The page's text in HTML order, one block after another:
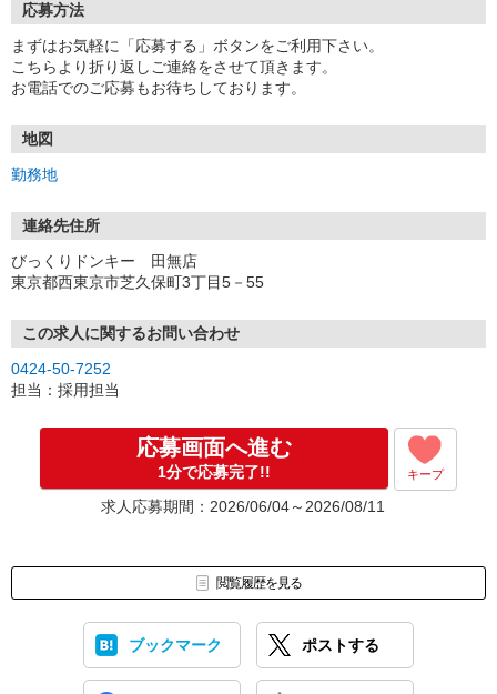
応募方法
まずはお気軽に「応募する」ボタンをご利用下さい。
こちらより折り返しご連絡をさせて頂きます。
お電話でのご応募もお待ちしております。
地図
勤務地
連絡先住所
びっくりドンキー 田無店
東京都西東京市芝久保町3丁目5－55
この求人に関するお問い合わせ
0424-50-7252
担当：採用担当
応募画面へ進む
1分で応募完了!! キープ
求人応募期間：2026/06/04～2026/08/11
閲覧履歴を見る
ブックマーク ポストする